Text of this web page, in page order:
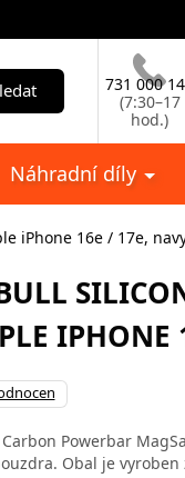
731 000
(7:30–17
hod.)
Náhradní díly
iPhone 16e / 17e,
Powerbar
Obal je